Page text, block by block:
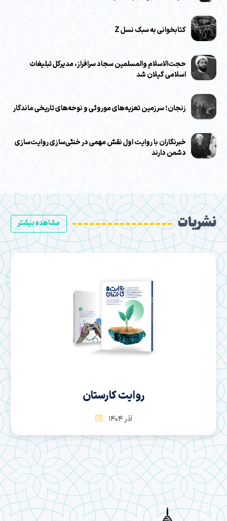
کتابخوانی به سبک نسل Z
حجت‌الاسلام والمسلمین سجاد سرافراز، مدیرکل تبلیغات
اسلامی گیلان شد
زنجان؛ سرزمین تعزیه‌های موروثی و نوحه‌های تاریخی ماندگار
خبرنگاران با روایت اول نقش مهمی در خنثی‌سازی روایت‌سازی
دشمن دارند
مشاهده بیشتر نشریات
روایت کارستان
آذر 1404